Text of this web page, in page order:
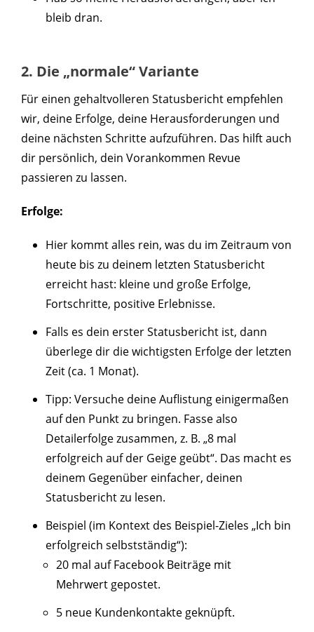
bleib dran.
2. Die „normale“ Variante
Für einen gehaltvolleren Statusbericht empfehlen
wir, deine Erfolge, deine Herausforderungen und
deine nächsten Schritte aufzuführen. Das hilft auch
dir persönlich, dein Vorankommen Revue
passieren zu lassen.
Erfolge:
Hier kommt alles rein, was du im Zeitraum von
heute bis zu deinem letzten Statusbericht
erreicht hast: kleine und große Erfolge,
Fortschritte, positive Erlebnisse.
Falls es dein erster Statusbericht ist, dann
überlege dir die wichtigsten Erfolge der letzten
Zeit (ca. 1 Monat).
Tipp: Versuche deine Auflistung einigermaßen
auf den Punkt zu bringen. Fasse also
Detailerfolge zusammen, z. B. „8 mal
erfolgreich auf der Geige geübt“. Das macht es
deinem Gegenüber einfacher, deinen
Statusbericht zu lesen.
Beispiel (im Kontext des Beispiel-Zieles „Ich bin
erfolgreich selbstständig“):
20 mal auf Facebook Beiträge mit
Mehrwert gepostet.
5 neue Kundenkontakte geknüpft.